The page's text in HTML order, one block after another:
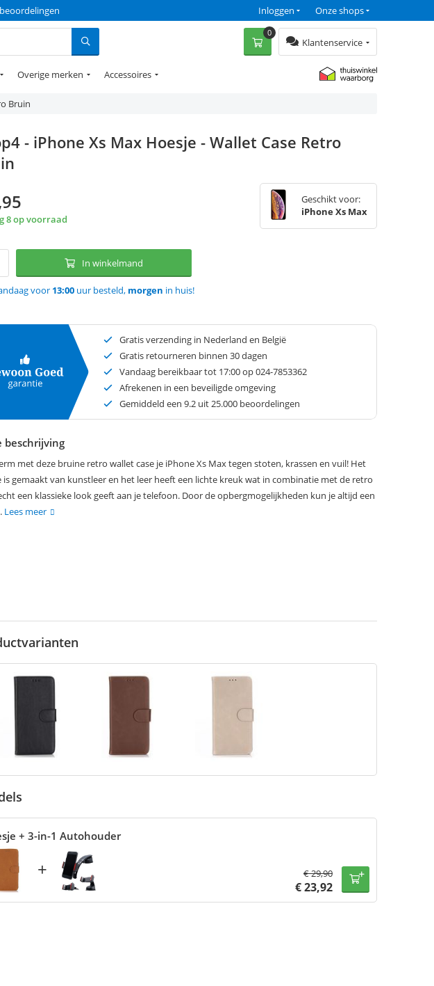
Onze shops
Inloggen
Klantenservice
0
Overige merken Accessoires
Bruin
- iPhone Xs Max Hoesje - Wallet Case Retro
8 op voorraad
Geschikt voor:
iPhone Xs Max
In winkelmand
voor 13:00 uur besteld, morgen in huis!
Gratis verzending in Nederland en België
Gratis retourneren binnen 30 dagen
Vandaag bereikbaar tot 17:00 op 024-7853362
Afrekenen in een beveiligde omgeving
Gemiddeld een 9.2 uit 25.000 beoordelingen
beschrijving
met deze bruine retro wallet case je iPhone Xs Max tegen stoten, krassen en vuil! Het
is gemaakt van kunstleer en het leer heeft een lichte kreuk wat in combinatie met de retro
een klassieke look geeft aan je telefoon. Door de opbergmogelijkheden kun je altijd een
Lees meer
+ 3-in-1 Autohouder
+ €29,90
€23,92